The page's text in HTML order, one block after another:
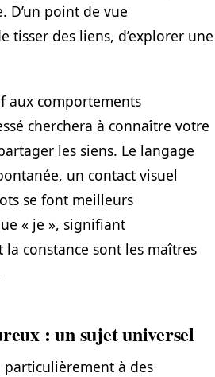
D’un point de vue
des liens, d’explorer une
aux comportements
cherchera à connaître votre
les siens. Le langage
un contact visuel
se font meilleurs
« je », signifiant
constance sont les maîtres
: un sujet universel
particulièrement à des